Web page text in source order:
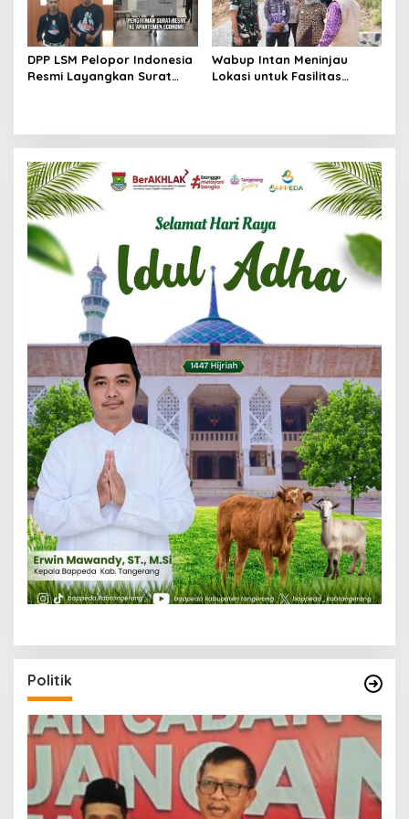
DPP LSM Pelopor Indonesia
Resmi Layangkan Surat
Wabup Intan Meninjau
Lokasi untuk Fasilitas
Politik